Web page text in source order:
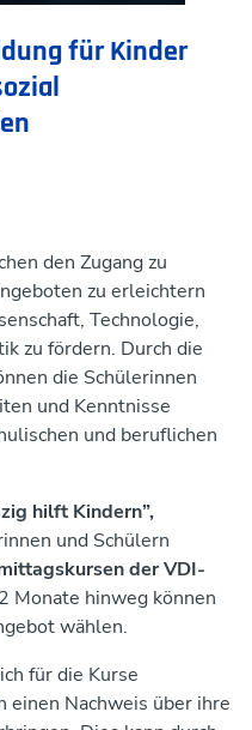
für Kinder
den Zugang zu
zu erleichtern
Technologie,
zu fördern. Durch die
die Schülerinnen
und Kenntnisse
und beruflichen
hilft Kindern”,
und Schülern
der VDI-
Monate hinweg können
wählen.
für die Kurse
einen Nachweis über ihre